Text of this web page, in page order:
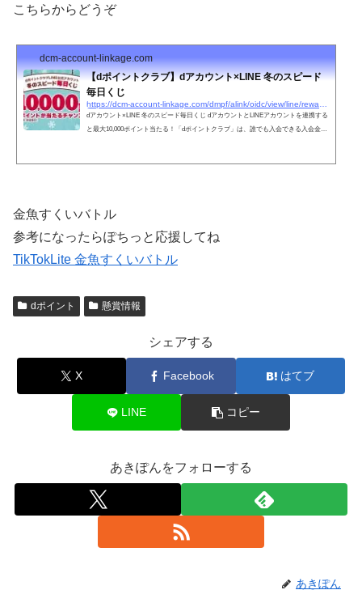
こちらからどうぞ
dcm-account-linkage.com
【dポイントクラブ】dアカウント×LINE 冬のスピード
毎日くじ
dアカウント×LINE 冬のスピード毎日くじ dアカウントとLINEアカウントを連携する
と最大10,000ポイント当たる！「dポイントクラブ」は、誰でも⼊会できる⼊会⾦・
金魚すくいバトル
参考になったらぽちっと応援してね
TikTokLite 金魚すくいバトル
dポイント 懸賞情報
シェアする
X Facebook はてブ
LINE コピー
あきぽんをフォローする
あきぽん